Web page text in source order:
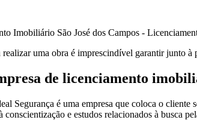
uma obra é imprescindível garantir junto à
de licenciamento
Segurança é uma empresa que coloca o cliente
conscientização e estudos relacionados à busca